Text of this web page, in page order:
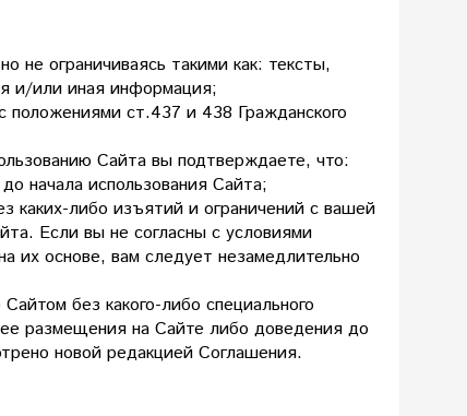
ограничиваясь такими как: тексты,
и/или иная информация;
положениями ст.437 и 438 Гражданского
Сайта вы подтверждаете, что:
начала использования Сайта;
каких-либо изъятий и ограничений с вашей
Если вы не согласны с условиями
их основе, вам следует незамедлительно
без какого-либо специального
размещения на Сайте либо доведения до
новой редакцией Соглашения.